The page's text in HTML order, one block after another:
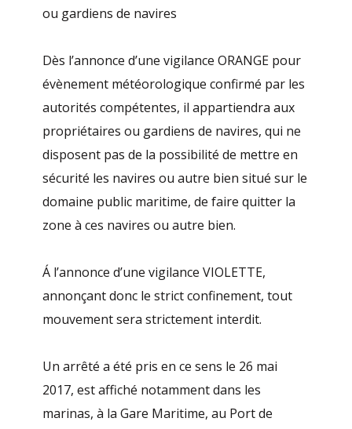
ou gardiens de navires
Dès l’annonce d’une vigilance ORANGE pour
évènement météorologique confirmé par les
autorités compétentes, il appartiendra aux
propriétaires ou gardiens de navires, qui ne
disposent pas de la possibilité de mettre en
sécurité les navires ou autre bien situé sur le
domaine public maritime, de faire quitter la
zone à ces navires ou autre bien.
Á l’annonce d’une vigilance VIOLETTE,
annonçant donc le strict confinement, tout
mouvement sera strictement interdit.
Un arrêté a été pris en ce sens le 26 mai
2017, est affiché notamment dans les
marinas, à la Gare Maritime, au Port de